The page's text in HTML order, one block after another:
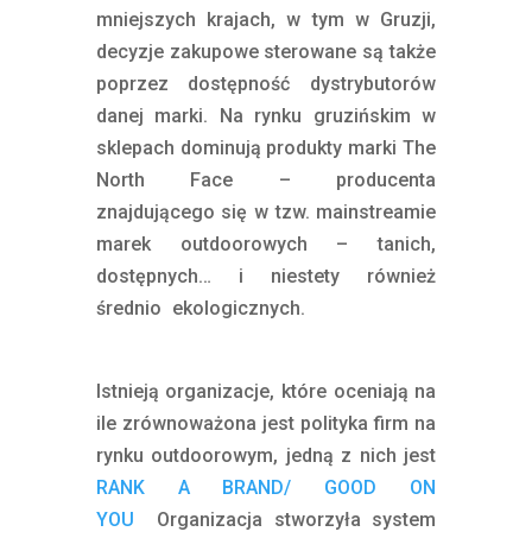
mniejszych krajach, w tym w Gruzji,
decyzje zakupowe sterowane są także
poprzez dostępność dystrybutorów
danej marki. Na rynku gruzińskim w
sklepach dominują produkty marki The
North Face – producenta
znajdującego się w tzw. mainstreamie
marek outdoorowych – tanich,
dostępnych… i niestety również
średnio ekologicznych.
Istnieją organizacje, które oceniają na
ile zrównoważona jest polityka firm na
rynku outdoorowym, jedną z nich jest
RANK A BRAND/ GOOD ON
YOU
Organizacja stworzyła system